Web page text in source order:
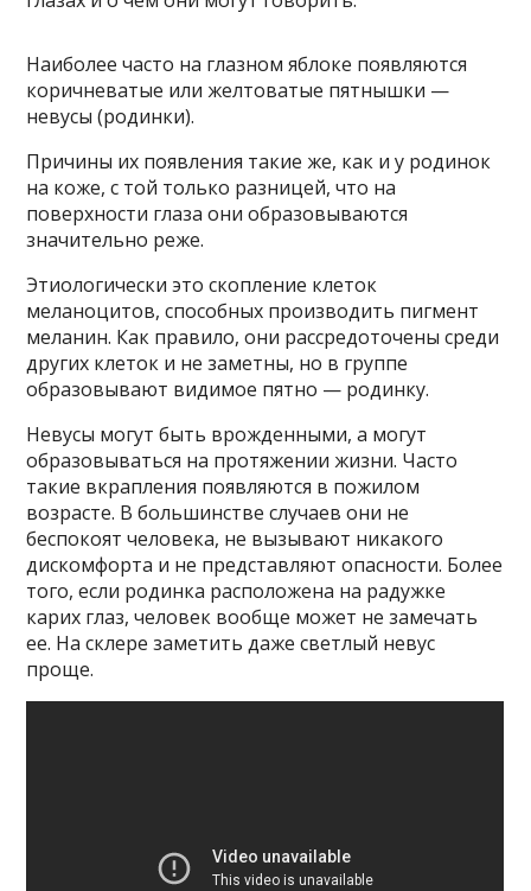
Наиболее часто на глазном яблоке появляются
коричневатые или желтоватые пятнышки —
невусы (родинки).
Причины их появления такие же, как и у родинок
на коже, с той только разницей, что на
поверхности глаза они образовываются
значительно реже.
Этиологически это скопление клеток
меланоцитов, способных производить пигмент
меланин. Как правило, они рассредоточены среди
других клеток и не заметны, но в группе
образовывают видимое пятно — родинку.
Невусы могут быть врожденными, а могут
образовываться на протяжении жизни. Часто
такие вкрапления появляются в пожилом
возрасте. В большинстве случаев они не
беспокоят человека, не вызывают никакого
дискомфорта и не представляют опасности. Более
того, если родинка расположена на радужке
карих глаз, человек вообще может не замечать
ее. На склере заметить даже светлый невус
проще.